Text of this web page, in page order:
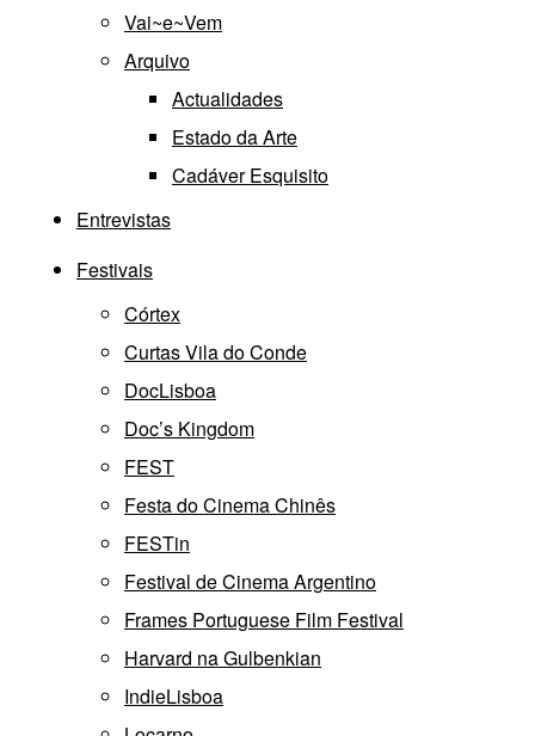
Vai~e~Vem
Arquivo
Actualidades
Estado da Arte
Cadáver Esquisito
Entrevistas
Festivais
Córtex
Curtas Vila do Conde
DocLisboa
Doc’s Kingdom
FEST
Festa do Cinema Chinês
FESTin
Festival de Cinema Argentino
Frames Portuguese Film Festival
Harvard na Gulbenkian
IndieLisboa